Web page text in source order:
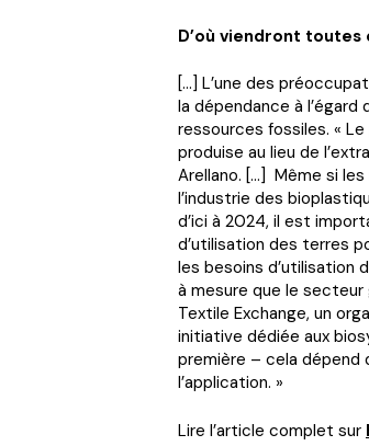
D’où viendront
[…] L’une des
la dépendance à
ressources fossiles. «
produise au lieu de
Arellano. […] Même si
l’industrie des
d’ici à 2024, il est
d’utilisation des terres
les besoins
à mesure que le secteur
Textile Exchange, un
initiative dédiée aux
première – cela
l’application. »
Lire l’article complet sur